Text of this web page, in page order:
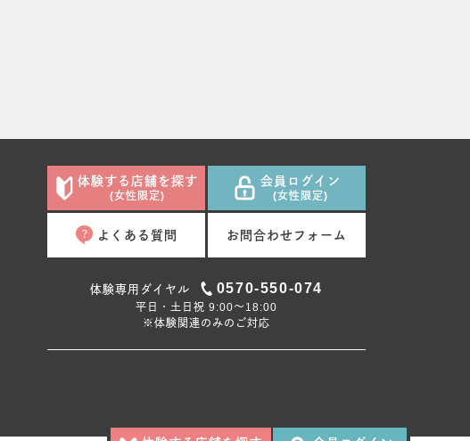
体験する店舗を探す
(女性限定)
会員ログイン
(女性限定)
よくある質問 お問合わせフォーム
体験専用ダイヤル 0570-550-074
平日・土日祝 9:00〜18:00
※体験関連のみのご対応